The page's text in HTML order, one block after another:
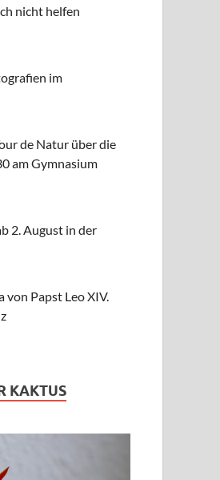
nicht helfen
im
de Natur über die
am Gymnasium
2. August in der
Papst Leo XIV.
KAKTUS